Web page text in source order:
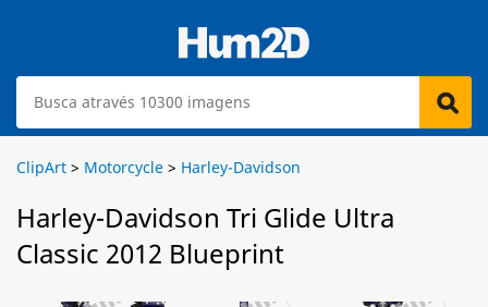
ClipArt > Motorcycle > Harley-Davidson
Harley-Davidson Tri Glide Ultra
Classic 2012 Blueprint